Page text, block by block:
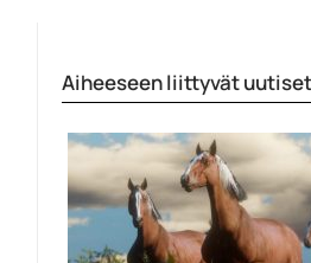
Aiheeseen liittyvät